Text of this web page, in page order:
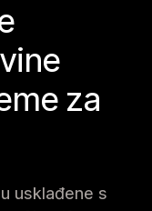
za
usklađene s